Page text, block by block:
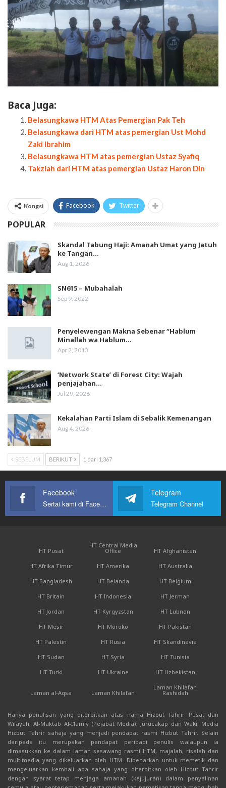
Baca Juga:
Belasungkawa HTM Atas Pemergian Pak Teh
Belasungkawa dari HTM atas pemergian Ust Mohd
Zaki Ibrahim
Belasungkawa HTM atas pemergian Ustaz Syafiq
Takziah dari HTM atas pemergian Ustaz Haron Din
Kongsi Facebook Twitter
POPULAR
Skandal Tabung Haji: Amanah Umat yang Jatuh
ke Tangan…
Aug 1, 2026
SN615 – Mubahalah
Sep 9, 2022
Penyelewengan Makna Sebenar “Hablum
Minallah wa Hablum…
Apr 2, 2013
‘Network State’ di Forest City: Wajah
penjajahan…
Jul 29, 2026
Kekalahan Parti Islam di Sebalik Kemenangan
Aug 4, 2026
SEBELUM BERIKUT 1 dari 1,367
Facebook
Sertai kami di Facebook
Telegram
Telegram Channel
HT Pusat
HT Central Media
Office
HT Afghanistan
HT Afrika Timur
HT Amerika
HT Australia
HT Bangladesh
HT Belanda
HT Belgium
HT Britain
HT Indonesia
HT Jerman
HT Jordan
HT Kyrgyzstan
HT Lubnan
HT Mesir
HT Moroko
HT Pakistan
HT Palestin
HT Rusia
HT Skandinavia
HT Sudan
HT Syria
HT Tunisia
HT Turki
HT Ukraine HT Uzbekistan
Laman al-Aqsa Laman Khilafah
Laman Khilafah
Rashidah
Hanya penulisan yang diterbitkan atas nama Hizbut Tahrir Pusat dan
Wilayah, Al-Maktab Al-I'lamiy (Pejabat Media), Jurucakap dan Wakil Media
Hizbut Tahrir sahaja yang menjadi pendapat rasmi Hizbut Tahrir. Selain
daripada itu merupakan pendapat peribadi penulis walaupun ia
dimasukkan ke dalam laman sesawang rasmi HTM, majalah, risalah dan
multimedia yang dikeluarkan oleh HTM. Dibenarkan untuk memetik dan
mengeluarkan kembali apa sahaja yang diterbitkan oleh Hizbut Tahrir
dengan syarat tetap menjaga amanah (kejujuran) dalam penyalinan